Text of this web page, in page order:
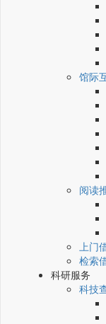
馆际
阅读
上门
检索
科研服务
科技